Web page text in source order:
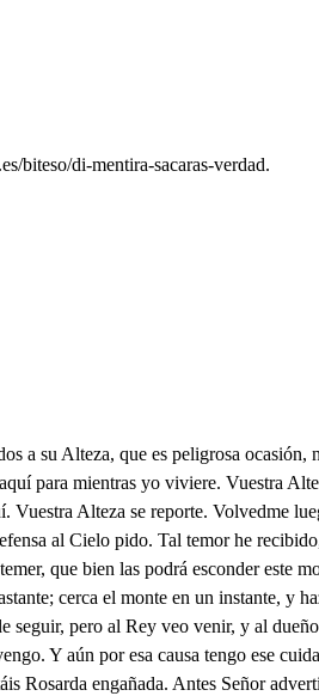
biteso/di-mentira-sacaras-verdad.
la vi en harto riesgo, y sin duda, que a faltarle aquí mi ayuda, la despedazara aquí. Al punto que oyó mi voz aquel ánimo teal, templó el intento bestial, puesto que estaba feroz. Enviele a su Leona, que bramando le buscaba; tan recelosa, y tan brava, que la temió mi persona. Ya no es tiempo de encubrir el mal que nos amenaza, sino de prevenir traza de poderle resistir. Sabrás mi bien que el León, que este alboroto ha causado, solo ha sido imaginado, del Rey ha sido invención. Para decirme en secreto lo que impide su mujer, mira lo que hemos de hacer, tu esposa soy, tu discreto. Llévame a donde gustares, que a seguirte estoy dispuesta, y en que es la verdad aquesta por tus ojos no repares. Mira que es amante y Rey, y podrá cuando intentare, sin que advierta ni repare en ti, eso no es justa ley. Válgame Dios, que esto pasa, a eso se ha reducido aquel favor tan crecido de llevaros a su casa. Y declarose con vos? Con harta desenvoltura, mas tuve grande ventura, que envió a Mauricio Dios a tiempo bien necesario. Pienso que aunque no llegara, que tu honestidad triunfara de otro más fuerte contrario. Qué respondistes. Aquello que la ocasión requería. Coral rojo parecía de enojo su rostro bello. Que le distes a sentir. Desdenes. Desengañose? quedó más firme? enojose? volveraos a persuadir? Como se fue. Porque yo le espanté con que renía la Reina. Por vida mía, decí en que se resolvio. En estar más obstinado, mucho en su abstinencia dudo, Bien desengañarle pudo Rosarda un desdén honrado, si hablarades con valor y ánimo determinado, quedara desengañado, reconociera su error. No es justo me persuada lo que me dais a entender, porque a ninguna mujer le pesa de ser amada. Quién duda que agradecida estáis a naturaleza, porque os crió con belleza para ser de un Rey querida. Bien se paga de esa suerte la fineza de mi fe;